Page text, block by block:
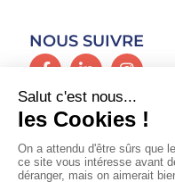
NOUS SUIVRE
CONTACT